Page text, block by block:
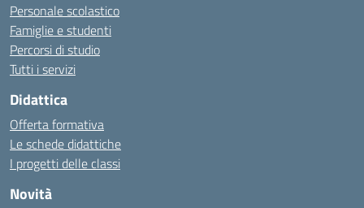
Personale scolastico
Famiglie e studenti
Percorsi di studio
Tutti i servizi
Didattica
Offerta formativa
Le schede didattiche
I progetti delle classi
Novità